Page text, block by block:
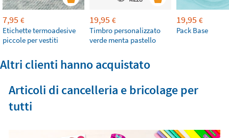
7,95 €
Etichette termoadesive
piccole per vestiti
19,95 €
Timbro personalizzato
verde menta pastello
19,95 €
Pack Base
Altri clienti hanno acquistato
Articoli di cancelleria e bricolage per
tutti